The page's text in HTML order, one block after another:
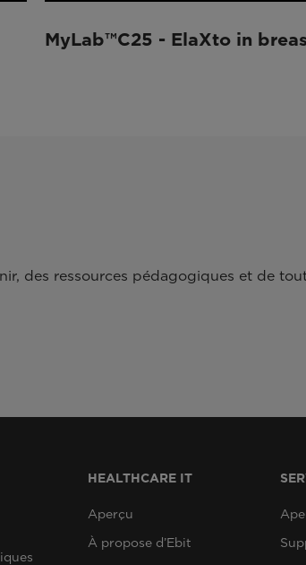
MyLab™C25 - ElaXto in
des ressources pédagogiques et de
HEALTHCARE IT
Aperçu
À propose d’Ebit